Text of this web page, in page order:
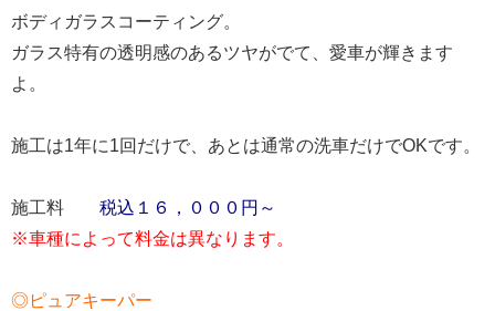
ボディガラスコーティング。
ガラス特有の透明感のあるツヤがでて、愛車が輝きます
よ。
施工は1年に1回だけで、あとは通常の洗車だけでOKです。
施工料 税込１６，０００円～
※車種によって料金は異なります。
◎ピュアキーパー